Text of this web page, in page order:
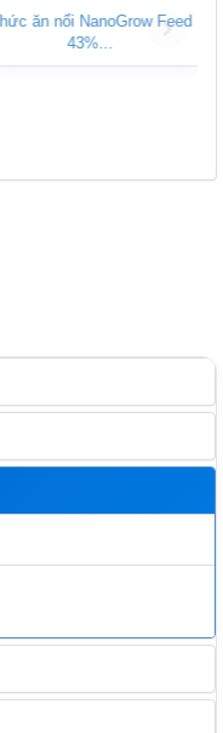
ăn nổi NanoGrow Feed
43%...